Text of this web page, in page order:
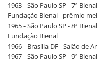
1963 - São Paulo SP - 7ª
Fundação Bienal - prêmio
1965 - São Paulo SP - 8ª
Fundação Bienal
1966 - Brasília DF - Salão de
1967 - São Paulo SP - 9ª